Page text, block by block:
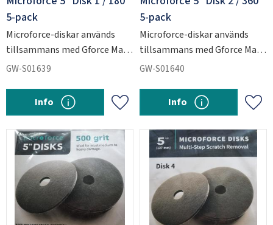
5-pack
Microforce-diskar används
tillsammans med Gforce Max
för att slipa ner kraftiga
GW-S01639
Add to favorites
Info
5-pack
Microforce-diskar används
tillsammans med Gforce Max
för att slipa ner kraftiga
GW-S01640
Add
Info